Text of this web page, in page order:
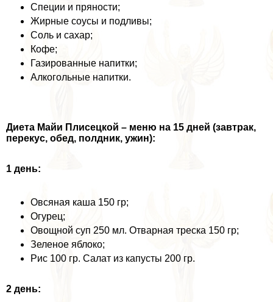
Специи и пряности;
Жирные соусы и подливы;
Соль и сахар;
Кофе;
Газированные напитки;
Алкогольные напитки.
Диета Майи Плисецкой – меню на 15 дней (завтpaк,
перекус, обед, полдник, ужин):
1 день:
Овсяная каша 150 гр;
Огурец;
Овощной суп 250 мл. Отварная треска 150 гр;
Зеленое яблоко;
Рис 100 гр. Салат из капусты 200 гр.
2 день: